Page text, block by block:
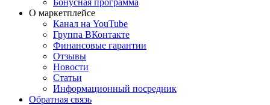
Бонусная программа
О маркетплейсе
Канал на YouTube
Группа ВКонтакте
Финансовые гарантии
Отзывы
Новости
Статьи
Информационный посредник
Обратная связь